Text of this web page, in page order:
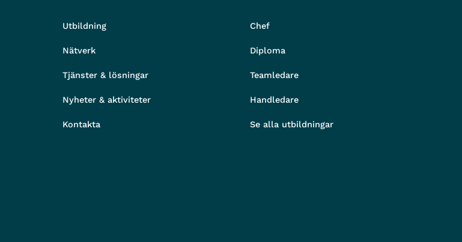
Utbildning
Nätverk
Tjänster & lösningar
Nyheter & aktiviteter
Kontakta
Chef
Diploma
Teamledare
Handledare
Se alla utbildningar